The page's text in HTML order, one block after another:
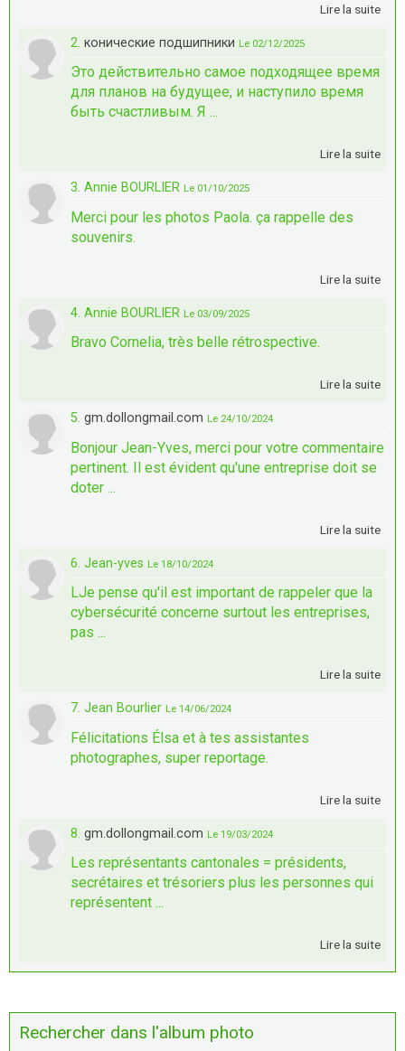
Lire la suite
2. конические подшипники Le 02/12/2025
Это действительно самое подходящее время
для планов на будущее, и наступило время
быть счастливым. Я ...
Lire la suite
3. Annie BOURLIER Le 01/10/2025
Merci pour les photos Paola. ça rappelle des
souvenirs.
Lire la suite
4. Annie BOURLIER Le 03/09/2025
Bravo Cornelia, très belle rétrospective.
Lire la suite
5. gm.dollongmail.com Le 24/10/2024
Bonjour Jean-Yves, merci pour votre commentaire
pertinent. Il est évident qu'une entreprise doit se
doter ...
Lire la suite
6. Jean-yves Le 18/10/2024
LJe pense qu'il est important de rappeler que la
cybersécurité concerne surtout les entreprises,
pas ...
Lire la suite
7. Jean Bourlier Le 14/06/2024
Félicitations Élsa et à tes assistantes
photographes, super reportage.
Lire la suite
8. gm.dollongmail.com Le 19/03/2024
Les représentants cantonales = présidents,
secrétaires et trésoriers plus les personnes qui
représentent ...
Lire la suite
Rechercher dans l'album photo